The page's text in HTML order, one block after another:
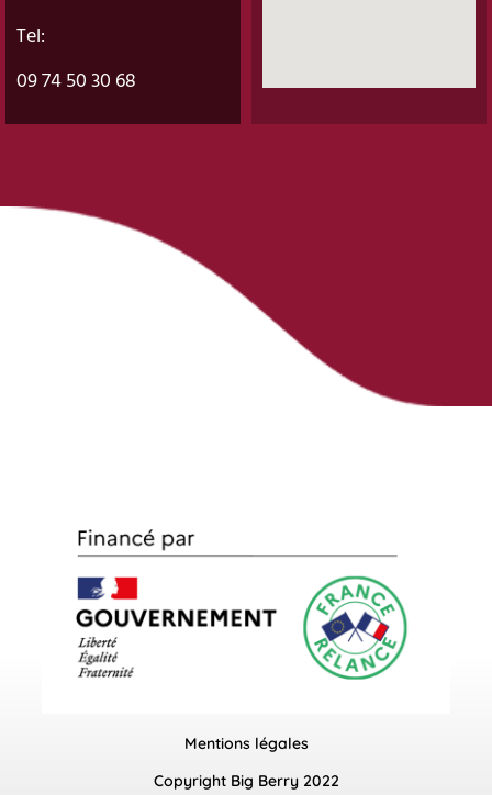
Tel:
09 74 50 30 68
Mentions légales
Copyright Big Berry 2022